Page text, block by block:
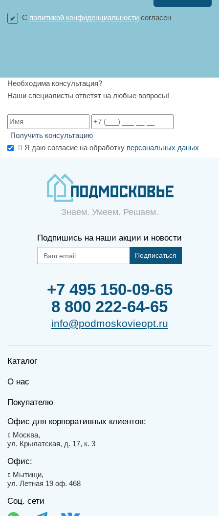
С политикой конфиденциальности согласен
Необходима консультация?
Наши специалисты ответят на любые вопросы!
Получить консультацию
Я даю согласие на обработку персональных даных
Знаем. Умеем. Решаем.
Подпишись на наши акции и новости
Подписаться
+7 495 150-09-65
8 800 222-64-65
info@podmoskovieopt.ru
Каталог
О нас
Покупателю
Офис для корпоративных клиентов:
г. Москва,
ул. Крылатская, д. 17, к. 3
Офис:
г. Мытищи,
ул. Летная 19 оф. 468
Соц. сети